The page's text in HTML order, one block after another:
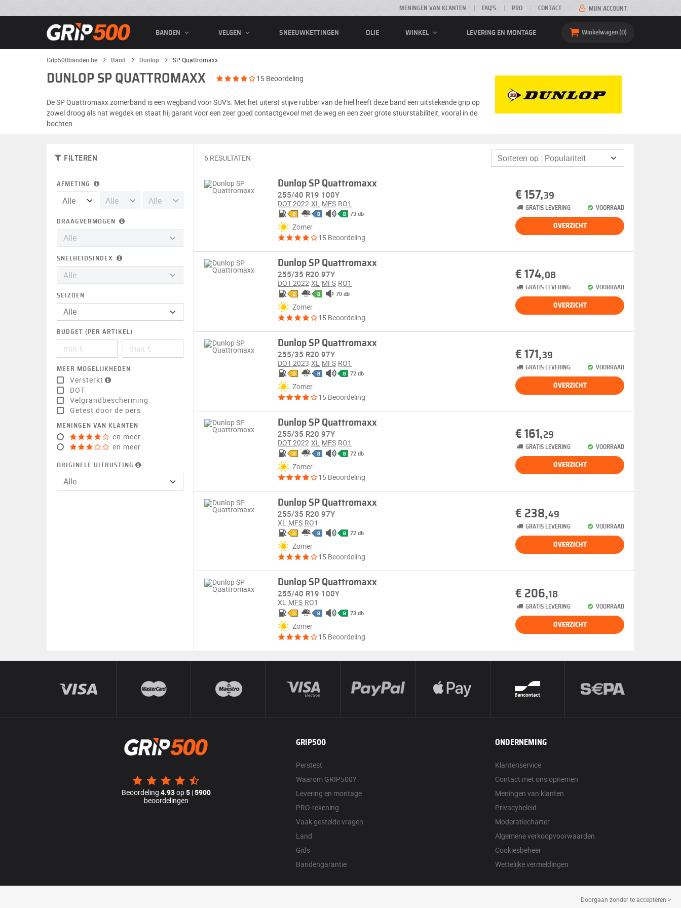
MENINGEN VAN KLANTEN FAQ’S PRO CONTACT MIJN ACCOUNT
BANDEN VELGEN SNEEUWKETTINGEN OLIE WINKEL LEVERING EN MONTAGE Winkelwagen 0
Grip500banden.be Band Dunlop SP Quattromaxx
DUNLOP SP QUATTROMAXX 15 Beoordeling
De SP Quattromaxx zomerband is een wegband voor SUV's. Met het uiterst stijve rubber van de hiel heeft deze band een uitstekende grip op
zowel droog als nat wegdek en staat hij garant voor een zeer goed contactgevoel met de weg en een zeer grote stuurstabiliteit, vooral in de
bochten.
FILTEREN
AFMETING
DRAAGVERMOGEN
SNELHEIDSINDEX
SEIZOEN
BUDGET (PER ARTIKEL)
MEER MOGELIJKHEDEN
Versterkt
DOT
Velgrandbescherming
Getest door de pers
MENINGEN VAN KLANTEN
en meer
en meer
ORIGINELE UITRUSTING
Alle
6 RESULTATEN
Dunlop SP Quattromaxx
255/40 R19 100Y
DOT 2022 XL MFS RO1
D B B 73 db
Zomer
15 Beoordeling
€ 157,39
GRATIS LEVERING VOORRAAD
OVERZICHT
Dunlop SP Quattromaxx
255/35 R20 97Y
DOT 2022 XL MFS RO1
E B 70 db
Zomer
15 Beoordeling
€ 174,08
GRATIS LEVERING VOORRAAD
OVERZICHT
Dunlop SP Quattromaxx
255/35 R20 97Y
DOT 2023 XL MFS RO1
D B B 72 db
Zomer
15 Beoordeling
€ 171,39
GRATIS LEVERING VOORRAAD
OVERZICHT
Dunlop SP Quattromaxx
255/35 R20 97Y
DOT 2022 XL MFS RO1
D B B 72 db
Zomer
15 Beoordeling
€ 161,29
GRATIS LEVERING VOORRAAD
OVERZICHT
Dunlop SP Quattromaxx
255/35 R20 97Y
XL MFS RO1
D B B 72 db
Zomer
15 Beoordeling
€ 238,49
GRATIS LEVERING VOORRAAD
OVERZICHT
Dunlop SP Quattromaxx
255/40 R19 100Y
XL MFS RO1
D B B 73 db
Zomer
15 Beoordeling
€ 206,18
GRATIS LEVERING VOORRAAD
OVERZICHT
Beoordeling 4.93op5|5900
beoordelingen
GRIP500
Perstest
Waarom GRIP500?
Levering en montage
PRO-rekening
Vaak gestelde vragen
Land
Gids
Bandengarantie
ONDERNEMING
Klantenservice
Contact met ons opnemen
Meningen van klanten
Privacybeleid
Moderatiecharter
Algemene verkoopvoorwaarden
Cookiesbeheer
Wettelijke vermeldingen
Doorgaan zonder te accepteren >